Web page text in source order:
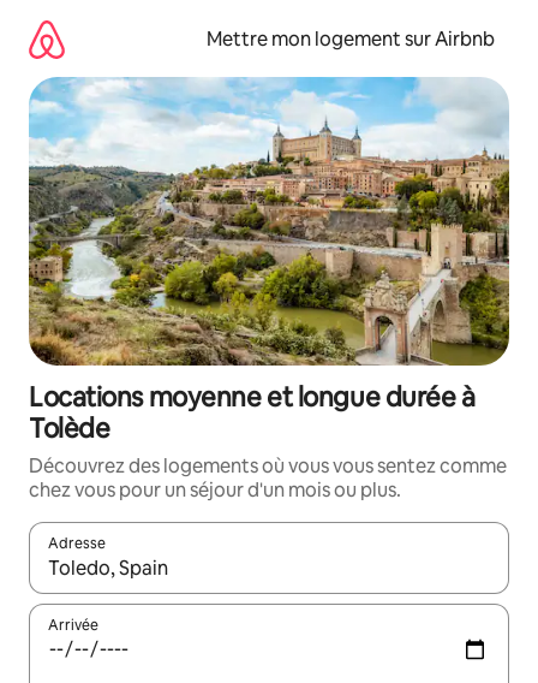
directement
contenu
Mettre mon logement sur Airbnb
Locations moyenne et longue durée à
Tolède
Découvrez des logements où vous vous sentez comme
chez vous pour un séjour d'un mois ou plus.
Adresse
Lorsque les résultats s'affichent, utilisez les flèches vers le
Arrivée